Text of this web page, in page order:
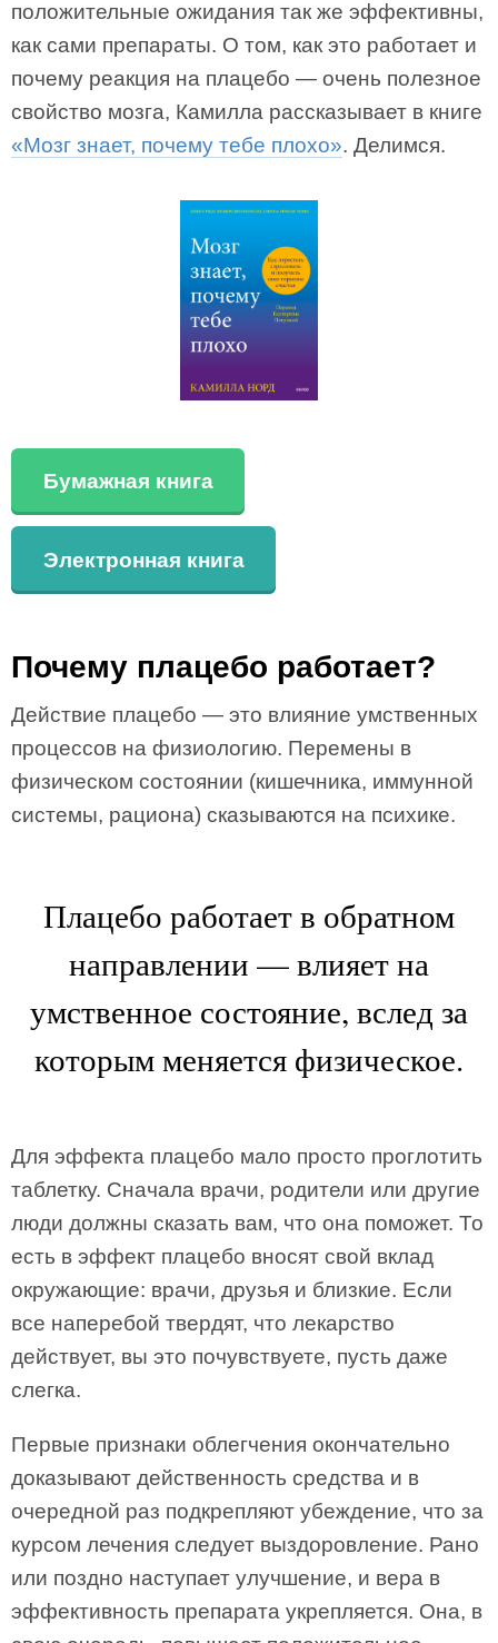
положительные ожидания так же эффективны,
как сами препараты. О том, как это работает и
почему реакция на плацебо — очень полезное
свойство мозга, Камилла рассказывает в книге
«Мозг знает, почему тебе плохо». Делимся.
Бумажная книга
Электронная книга
Почему плацебо работает?
Действие плацебо — это влияние умственных
процессов на физиологию. Перемены в
физическом состоянии (кишечника, иммунной
системы, рациона) сказываются на психике.
Плацебо работает в обратном
направлении — влияет на
умственное состояние, вслед за
которым меняется физическое.
Для эффекта плацебо мало просто проглотить
таблетку. Сначала врачи, родители или другие
люди должны сказать вам, что она поможет. То
есть в эффект плацебо вносят свой вклад
окружающие: врачи, друзья и близкие. Если
все наперебой твердят, что лекарство
действует, вы это почувствуете, пусть даже
слегка.
Первые признаки облегчения окончательно
доказывают действенность средства и в
очередной раз подкрепляют убеждение, что за
курсом лечения следует выздоровление. Рано
или поздно наступает улучшение, и вера в
эффективность препарата укрепляется. Она, в